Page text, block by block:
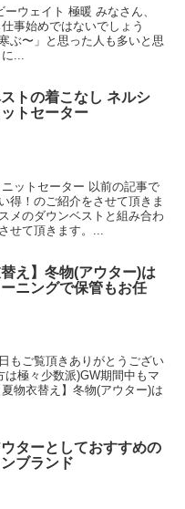
ウェイト 極暖 みなさん、
事始めではないでしょう
ぶ〜」と思った人も多いと思
...
トの着こなし ネルシ
トセーター
ットセーター 以前の記事で
得！のご紹介をさせて頂きま
メのダウンベストと組み合わ
せて頂きます。...
替え】冬物(アウター)は
ニングで保管もお任
もご覧頂きありがとうござい
極々少数派)GW期間中もマ
物衣替え】冬物(アウター)は
ターとしておすすめの
ブランド